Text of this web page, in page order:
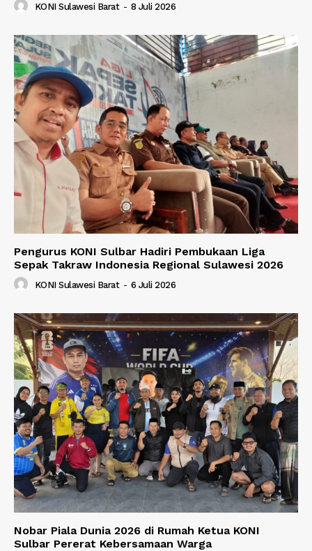
KONI Sulawesi Barat - 8 Juli 2026
Pengurus KONI Sulbar Hadiri Pembukaan Liga
Sepak Takraw Indonesia Regional Sulawesi 2026
KONI Sulawesi Barat - 6 Juli 2026
Nobar Piala Dunia 2026 di Rumah Ketua KONI
Sulbar Pererat Kebersamaan Warga